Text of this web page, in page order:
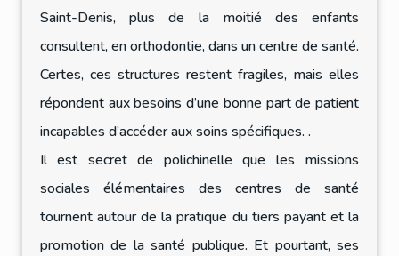
Saint-Denis, plus de la moitié des enfants
consultent, en orthodontie, dans un centre de santé.
Certes, ces structures restent fragiles, mais elles
répondent aux besoins d’une bonne part de patient
incapables d’accéder aux soins spécifiques. .
Il est secret de polichinelle que les missions
sociales élémentaires des centres de santé
tournent autour de la pratique du tiers payant et la
promotion de la santé publique. Et pourtant, ses